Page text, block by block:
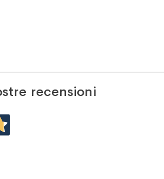
recensioni